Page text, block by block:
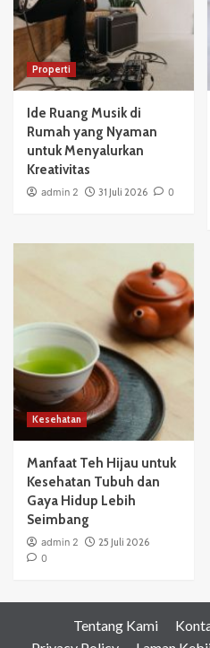
Properti
Ide Ruang Musik di
Rumah yang Nyaman
untuk Menyalurkan
Kreativitas
admin 2 31 Juli 2026 0
Kesehatan
Manfaat Teh Hijau untuk
Kesehatan Tubuh dan
Gaya Hidup Lebih
Seimbang
admin 2
25 Juli 2026
0
Tentang Kami